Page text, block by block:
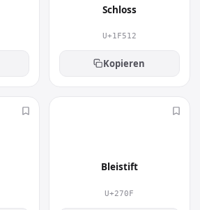
Schloss
U+1F512
Kopieren
Bleistift
U+270F